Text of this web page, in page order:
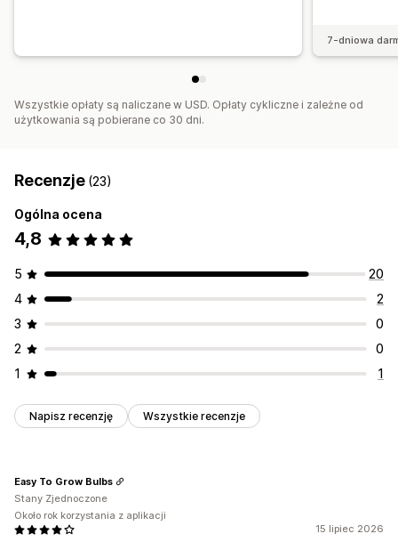
7-dniowa
Wszystkie opłaty są naliczane w USD. Opłaty cykliczne i zależne od
użytkowania są pobierane co 30 dni.
Recenzje (23)
Ogólna ocena
4,8
5
20
4
2
3
0
2
0
1
1
Napisz recenzję Wszystkie recenzje
15 lipiec 2026
Easy To Grow Bulbs
Stany Zjednoczone
Około rok korzystania z aplikacji